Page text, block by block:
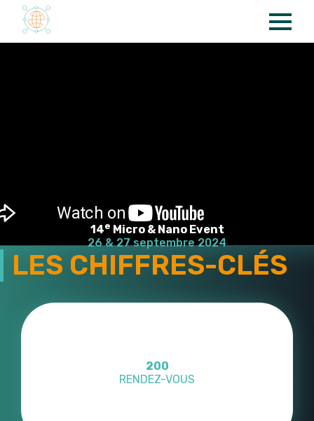
14e Micro & Nano Event
26 & 27 septembre 2024
LES CHIFFRES-CLÉS
200
RENDEZ-VOUS
Panneau de gestion des cookies